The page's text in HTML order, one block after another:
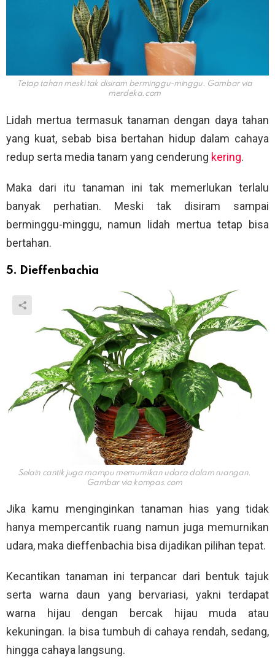
Tetap tahan meski tak disiram berminggu-minggu. Gambar via
merdeka.com
Lidah mertua termasuk tanaman dengan daya tahan
yang kuat, sebab bisa bertahan hidup dalam cahaya
redup serta media tanam yang cenderung kering.
Maka dari itu tanaman ini tak memerlukan terlalu
banyak perhatian. Meski tak disiram sampai
berminggu-minggu, namun lidah mertua tetap bisa
bertahan.
5. Dieffenbachia
Selain cantik juga mampu memurnikan udara dalam ruangan.
Gambar via kompas.com
Jika kamu menginginkan tanaman hias yang tidak
hanya mempercantik ruang namun juga memurnikan
udara, maka dieffenbachia bisa dijadikan pilihan tepat.
Kecantikan tanaman ini terpancar dari bentuk tajuk
serta warna daun yang bervariasi, yakni terdapat
warna hijau dengan bercak hijau muda atau
kekuningan. Ia bisa tumbuh di cahaya rendah, sedang,
hingga cahaya langsung.